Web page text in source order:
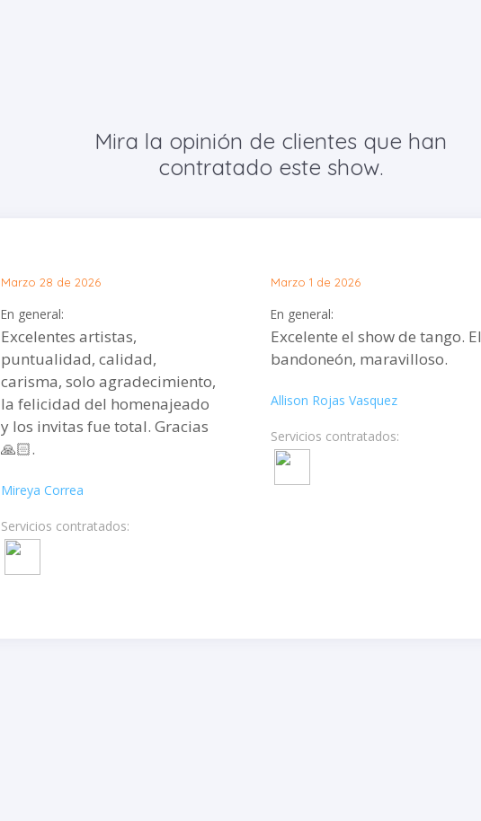
Mira la opinión de clientes que han
contratado este show.
Marzo 28 de 2026
En general:
Excelentes artistas,
puntualidad, calidad,
carisma, solo agradecimiento,
la felicidad del homenajeado
y los invitas fue total. Gracias
🙏🏻.
Mireya Correa
Servicios contratados:
Marzo 1 de 2026
En general:
Excelente el show de tango. El
bandoneón, maravilloso.
Allison Rojas Vasquez
Servicios contratados: